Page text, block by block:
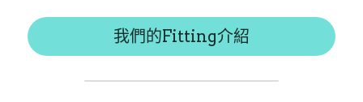
我們的Fitting介紹